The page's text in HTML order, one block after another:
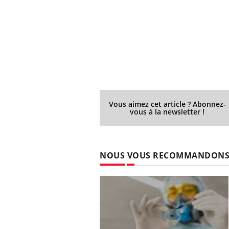
Vous aimez cet article ? Abonnez-
vous à la newsletter !
NOUS VOUS RECOMMANDONS